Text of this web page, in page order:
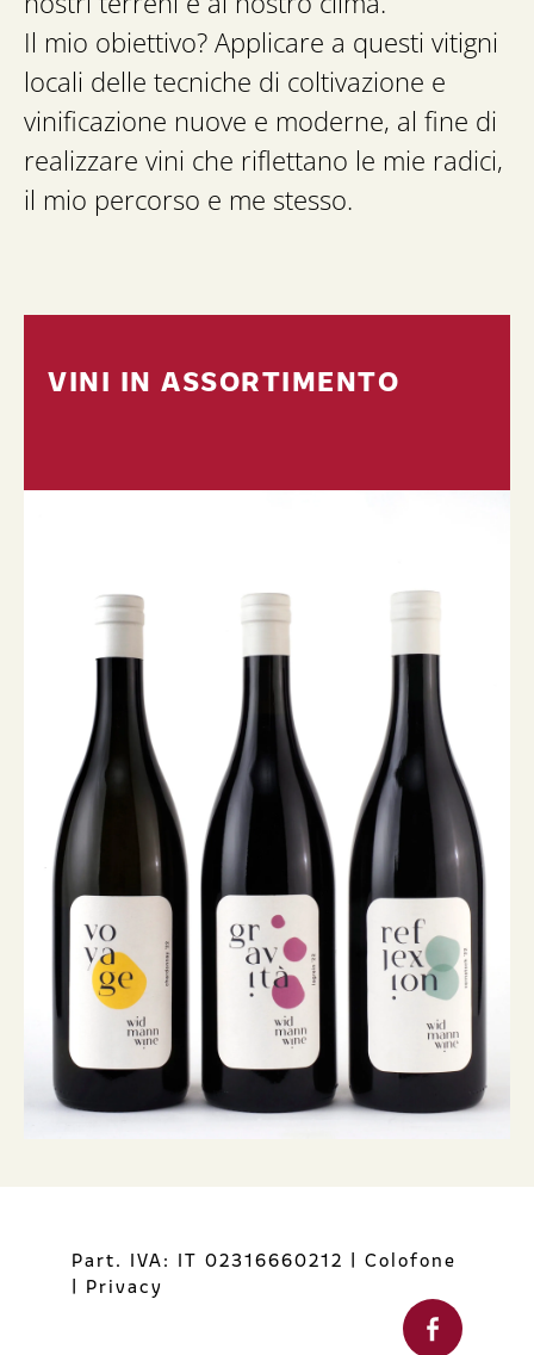
Il mio obiettivo? Applicare a questi vitigni
locali delle tecniche di coltivazione e
vinificazione nuove e moderne, al fine di
realizzare vini che riflettano le mie radici,
il mio percorso e me stesso.
VINI IN ASSORTIMENTO
Part. IVA: IT 02316660212 | Colofone
| Privacy